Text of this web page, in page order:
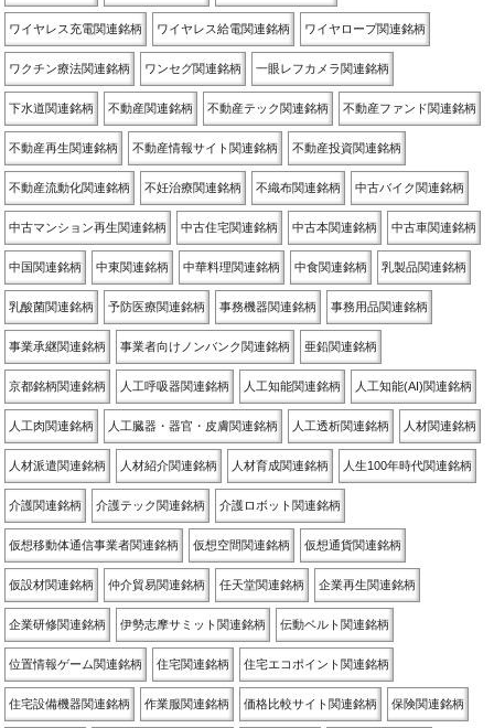
ワイヤレス充電関連銘柄 ワイヤレス給電関連銘柄 ワイヤロープ関連銘柄
ワクチン療法関連銘柄 ワンセグ関連銘柄 一眼レフカメラ関連銘柄
下水道関連銘柄 不動産関連銘柄 不動産テック関連銘柄 不動産ファンド関連銘柄
不動産再生関連銘柄 不動産情報サイト関連銘柄 不動産投資関連銘柄
不動産流動化関連銘柄 不妊治療関連銘柄 不織布関連銘柄 中古バイク関連銘柄
中古マンション再生関連銘柄 中古住宅関連銘柄 中古本関連銘柄 中古車関連銘柄
中国関連銘柄 中東関連銘柄 中華料理関連銘柄 中食関連銘柄 乳製品関連銘柄
乳酸菌関連銘柄 予防医療関連銘柄 事務機器関連銘柄 事務用品関連銘柄
事業承継関連銘柄 事業者向けノンバンク関連銘柄 亜鉛関連銘柄
京都銘柄関連銘柄 人工呼吸器関連銘柄 人工知能関連銘柄 人工知能(AI)関連銘柄
人工肉関連銘柄 人工臓器・器官・皮膚関連銘柄 人工透析関連銘柄 人材関連銘柄
人材派遣関連銘柄 人材紹介関連銘柄 人材育成関連銘柄 人生100年時代関連銘柄
介護関連銘柄 介護テック関連銘柄 介護ロボット関連銘柄
仮想移動体通信事業者関連銘柄 仮想空間関連銘柄 仮想通貨関連銘柄
仮設材関連銘柄 仲介貿易関連銘柄 任天堂関連銘柄 企業再生関連銘柄
企業研修関連銘柄 伊勢志摩サミット関連銘柄 伝動ベルト関連銘柄
位置情報ゲーム関連銘柄 住宅関連銘柄 住宅エコポイント関連銘柄
住宅設備機器関連銘柄 作業服関連銘柄 価格比較サイト関連銘柄 保険関連銘柄